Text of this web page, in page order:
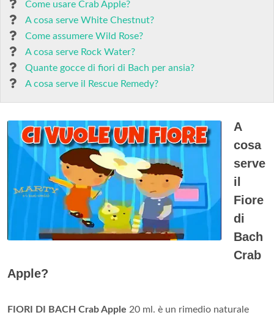
Come usare Crab Apple?
A cosa serve White Chestnut?
Come assumere Wild Rose?
A cosa serve Rock Water?
Quante gocce di fiori di Bach per ansia?
A cosa serve il Rescue Remedy?
A
cosa
serve
il
Fiore
di
Bach
Crab
Apple?
FIORI DI BACH Crab Apple 20 ml. è un rimedio naturale